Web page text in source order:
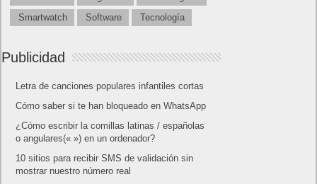
Smartwatch
Software Tecnología
Publicidad
Letra de canciones populares infantiles cortas
Cómo saber si te han bloqueado en WhatsApp
¿Cómo escribir la comillas latinas / españolas
o angulares(« ») en un ordenador?
10 sitios para recibir SMS de validación sin
mostrar nuestro número real